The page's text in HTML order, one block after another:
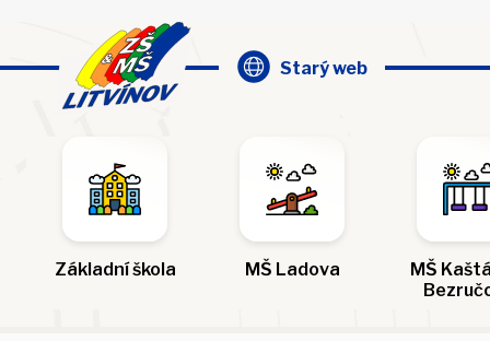
Starý web
Základní škola MŠ Ladova
MŠ